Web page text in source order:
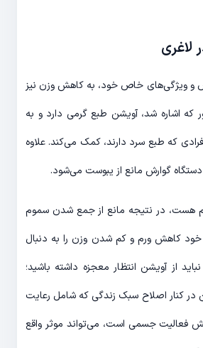
و ویژگی‌های خاص خود، به کاهش وزن نیز
اشاره شد، آویشن طبع گرمی دارد و به
که طبع سرد دارند، کمک می‌کند. علاوه
دستگاه گوارش مانع از یبوست می‌شود.
هم هست، در نتیجه مانع از جمع شدن سموم
کاهش ورم و کم شدن وزن را به دنبال
از آویشن انتظار معجزه داشته باشید؛
کنار اصلاح سبک زندگی که شامل رعایت
فعالیت جسمی است، می‌تواند موثر واقع